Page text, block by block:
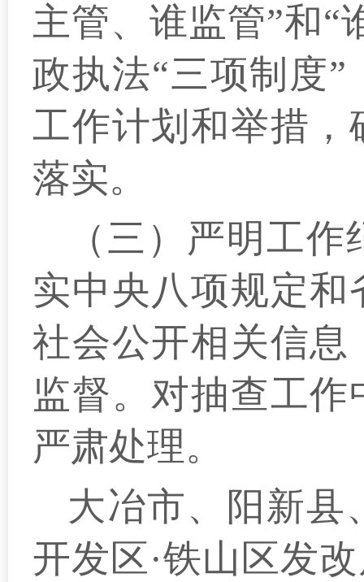
主管、谁监管”和“
政执法“三项制度”
工作计划和举措，
落实。
（三）严明工作
实中央八项规定
社会公开相关信
监督。对抽查工
严肃处理。
大冶市、阳新县
开发区·铁山区发